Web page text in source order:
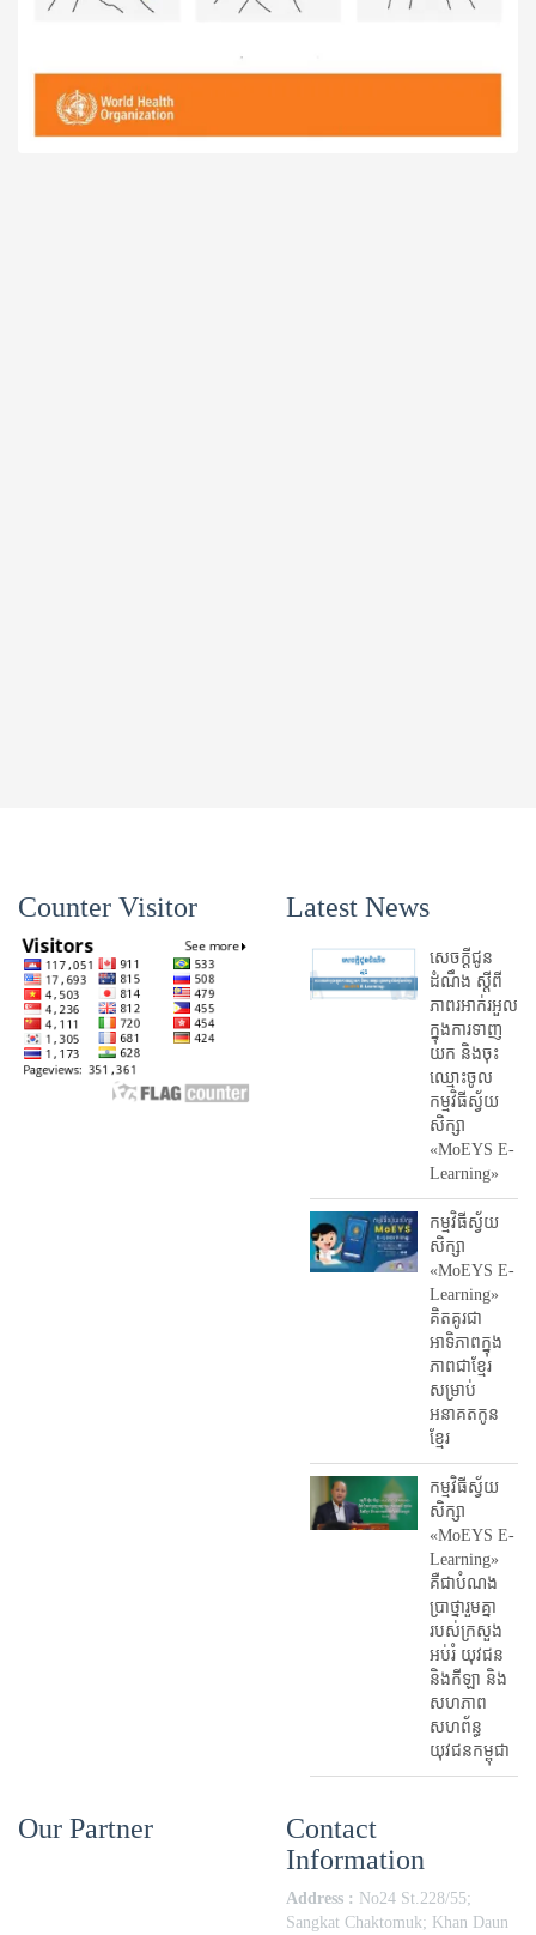
Counter Visitor Latest News
សេចក្តីជូន
ដំណឹង ស្តី​ពី
ភាព​រអាក់រអួល​
ក្នុងការ​ទាញ​
យក និង​ចុះ​
ឈ្មោះ​ចូល​
កម្មវិធី​ស្វ័យ
សិក្សា
«MoEYS E-
Learning»
កម្មវិធីស្វ័យ
សិក្សា
«MoEYS E-
Learning»
គិតគូរជា
អាទិភាពក្នុង
ភាពជាខ្មែរ
សម្រាប់
អនាគតកូន
ខ្មែរ
កម្មវិធីស្វ័យ
សិក្សា
«MoEYS E-
Learning»
គឺជាបំណង
ប្រាថ្នារួមគ្នា
របស់ក្រសួង
អប់រំ​ យុវជន
និងកីឡា និង
សហភាព
សហព័ន្ធ
យុវជនកម្ពុជា
Our Partner
Contact
Information
Address : No24 St.228/55;
Sangkat Chaktomuk; Khan Daun